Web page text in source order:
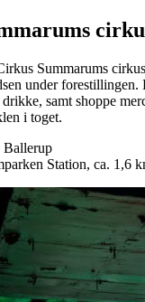
Summarums
under
samt shoppe
i toget.
Ballerup
Station, ca. 1,6